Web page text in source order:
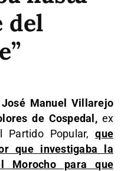
del
Manuel Villarejo
de Cospedal,ex
Partido Popular,que
que investigaba la
Morocho para que